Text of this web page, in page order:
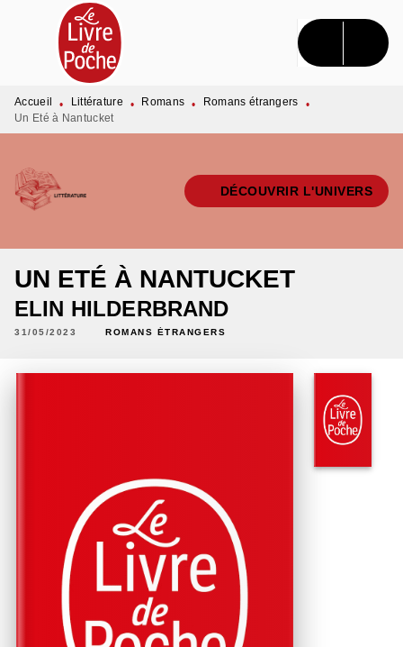
MENU RECHERCHE CONTENU
PIED DE PAGE
Accueil • Littérature • Romans • Romans étrangers
•
Un Eté à Nantucket
DÉCOUVRIR L'UNIVERS
UN ETÉ À NANTUCKET
ELIN HILDERBRAND
31/05/2023 ROMANS ÉTRANGERS